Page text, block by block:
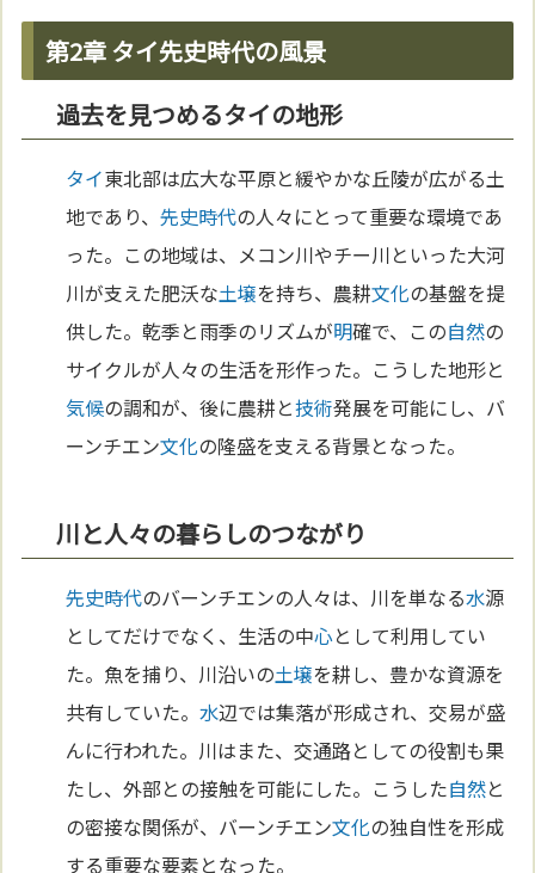
第2章 タイ先史時代の風景
過去を見つめるタイの地形
タイ東北部は広大な平原と緩やかな丘陵が広がる土
地であり、先史時代の人々にとって重要な環境であ
った。この地域は、メコン川やチー川といった大河
川が支えた肥沃な土壌を持ち、農耕文化の基盤を提
供した。乾季と雨季のリズムが明確で、この自然の
サイクルが人々の生活を形作った。こうした地形と
気候の調和が、後に農耕と技術発展を可能にし、バ
ーンチエン文化の隆盛を支える背景となった。
川と人々の暮らしのつながり
先史時代のバーンチエンの人々は、川を単なる水源
としてだけでなく、生活の中心として利用してい
た。魚を捕り、川沿いの土壌を耕し、豊かな資源を
共有していた。水辺では集落が形成され、交易が盛
んに行われた。川はまた、交通路としての役割も果
たし、外部との接触を可能にした。こうした自然と
の密接な関係が、バーンチエン文化の独自性を形成
する重要な要素となった。